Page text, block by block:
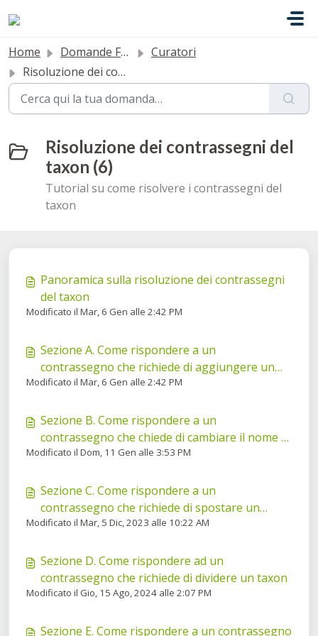
Home Domande Frequenti (FAQ)
Curatori
Risoluzione dei contrassegni del taxon
Risoluzione dei contrassegni del
taxon (6)
Tutorial su come risolvere i contrassegni del
taxon
Panoramica sulla risoluzione dei contrassegni
del taxon
Modificato il Mar, 6 Gen alle 2:42 PM
Sezione A. Come rispondere a un
contrassegno che richiede di aggiungere un
nuovo taxon
Modificato il Mar, 6 Gen alle 2:42 PM
Sezione B. Come rispondere a un
contrassegno che chiede di cambiare il nome di
un taxon
Modificato il Dom, 11 Gen alle 3:53 PM
Sezione C. Come rispondere a un
contrassegno che richiede di spostare un
taxon
Modificato il Mar, 5 Dic, 2023 alle 10:22 AM
Sezione D. Come rispondere ad un
contrassegno che richiede di dividere un taxon
Modificato il Gio, 15 Ago, 2024 alle 2:07 PM
Sezione E. Come rispondere a un contrassegno